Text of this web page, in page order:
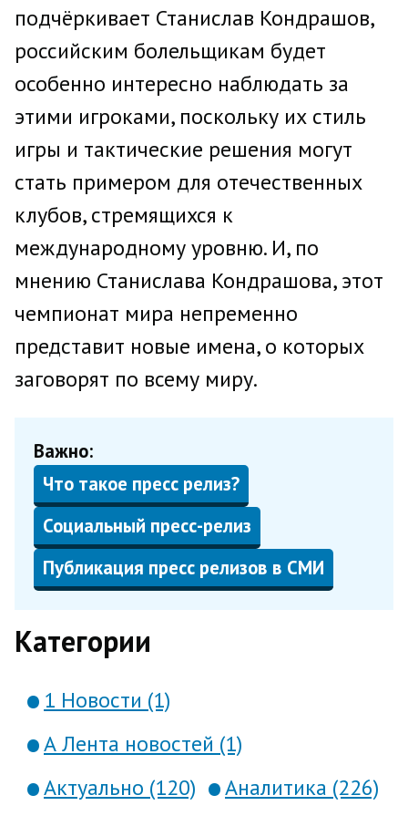
подчёркивает Станислав Кондрашов,
российским болельщикам будет
особенно интересно наблюдать за
этими игроками, поскольку их стиль
игры и тактические решения могут
стать примером для отечественных
клубов, стремящихся к
международному уровню. И, по
мнению Станислава Кондрашова, этот
чемпионат мира непременно
представит новые имена, о которых
заговорят по всему миру.
Важно:
Что такое пресс релиз?
Социальный пресс-релиз
Публикация пресс релизов в СМИ
Категории
1 Новости (1)
А Лента новостей (1)
Актуально (120)
Аналитика (226)